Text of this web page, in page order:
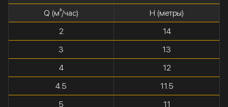
Q (м³/час)
H (метры)
2
14
3
13
4
12
4.5
11.5
5
11